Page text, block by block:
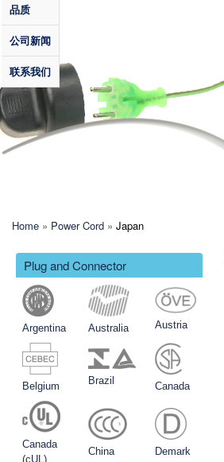
开
联
电
业
制
造
有
司
品质
公司新闻
联系我们
你在这里
Home » Power Cord » Japan
Plug and Connector
Argentina Australia Austria
Belgium Brazil Canada
Canada
(cUL)
China Demark